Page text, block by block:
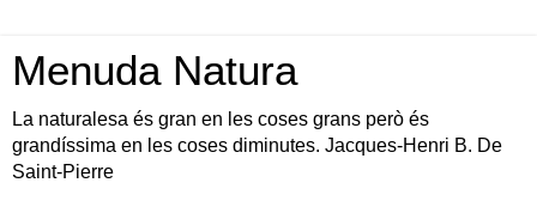
Menuda Natura
La naturalesa és gran en les coses grans però és
grandíssima en les coses diminutes. Jacques-Henri B. De
Saint-Pierre